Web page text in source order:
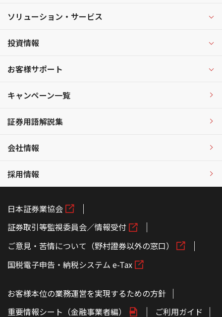
ソリューション・サービス
投資情報
お客様サポート
キャンペーン一覧
証券用語解説集
会社情報
採用情報
日本証券業協会
証券取引等監視委員会／情報受付
ご意見・苦情について（野村證券以外の窓口）
国税電子申告・納税システム e-Tax
お客様本位の業務運営を実現するための方針
重要情報シート（金融事業者編）
ご利用ガイド